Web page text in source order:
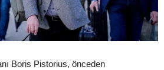
Boris Pistorius, önceden